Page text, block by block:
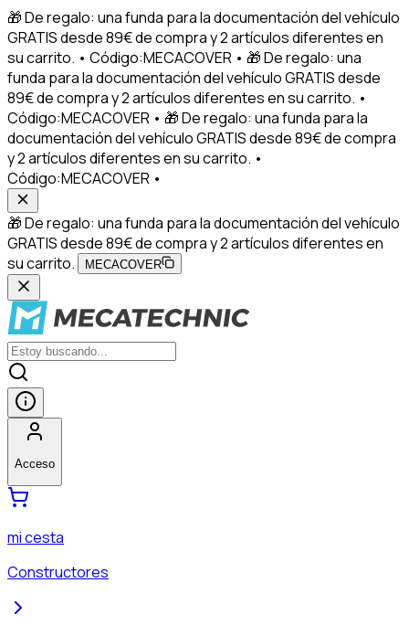
🎁 De regalo: una funda para la documentación del vehículo
GRATIS desde 89€ de compra y 2 artículos diferentes en
su carrito. • Código:MECACOVER • 🎁 De regalo: una
funda para la documentación del vehículo GRATIS desde
89€ de compra y 2 artículos diferentes en su carrito. •
Código:MECACOVER • 🎁 De regalo: una funda para la
documentación del vehículo GRATIS desde 89€ de compra
y 2 artículos diferentes en su carrito. •
Código:MECACOVER •
🎁 De regalo: una funda para la documentación del vehículo
GRATIS desde 89€ de compra y 2 artículos diferentes en
su carrito.
MECACOVER
Acceso
mi cesta
Constructores